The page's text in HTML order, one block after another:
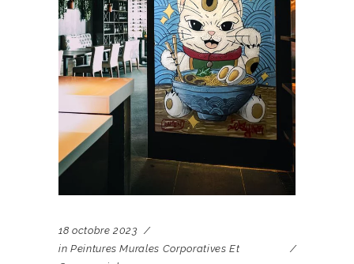
18 octobre 2023
in Peintures Murales Corporatives Et